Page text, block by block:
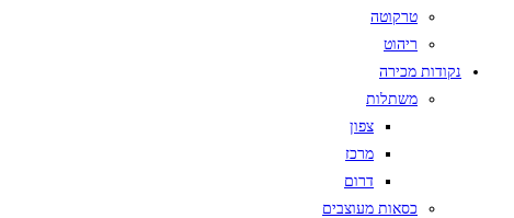
טרקוטה
ריהוט
נקודות מכירה
משתלות
צפון
מרכז
דרום
כסאות מעוצבים